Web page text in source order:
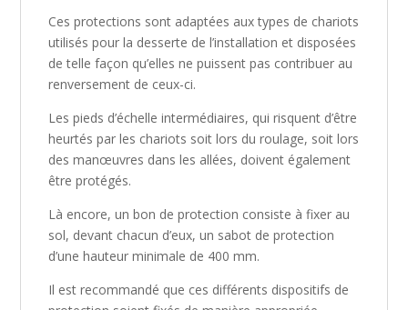
Ces protections sont adaptées aux types de chariots
utilisés pour la desserte de l’installation et disposées
de telle façon qu’elles ne puissent pas contribuer au
renversement de ceux-ci.
Les pieds d’échelle intermédiaires, qui risquent d’être
heurtés par les chariots soit lors du roulage, soit lors
des manœuvres dans les allées, doivent également
être protégés.
Là encore, un bon de protection consiste à fixer au
sol, devant chacun d’eux, un sabot de protection
d’une hauteur minimale de 400 mm.
Il est recommandé que ces différents dispositifs de